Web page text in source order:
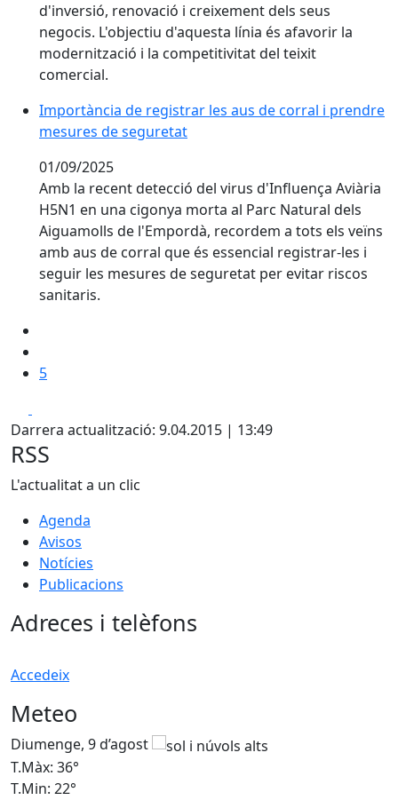
d'inversió, renovació i creixement dels seus
negocis. L'objectiu d'aquesta línia és afavorir la
modernització i la competitivitat del teixit
comercial.
Importància de registrar les aus de corral i prendre
mesures de seguretat
01/09/2025
Amb la recent detecció del virus d'Influença Aviària
H5N1 en una cigonya morta al Parc Natural dels
Aiguamolls de l'Empordà, recordem a tots els veïns
amb aus de corral que és essencial registrar-les i
seguir les mesures de seguretat per evitar riscos
sanitaris.
5
Darrera actualització: 9.04.2015 | 13:49
RSS
L'actualitat a un clic
Agenda
Avisos
Notícies
Publicacions
Adreces i telèfons
Accedeix
Meteo
Diumenge, 9 d’agost
T.Màx: 36°
T.Min: 22°